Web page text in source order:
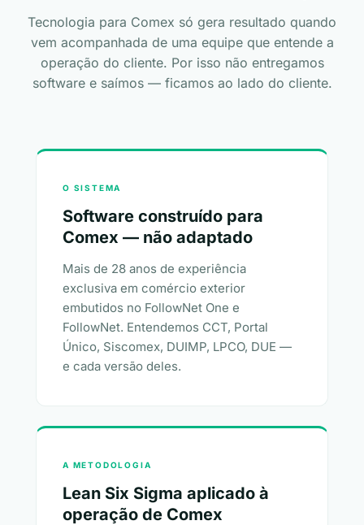
Tecnologia para Comex só gera resultado quando
vem acompanhada de uma equipe que entende a
operação do cliente. Por isso não entregamos
software e saímos — ficamos ao lado do cliente.
O SISTEMA
Software construído para
Comex — não adaptado
Mais de 28 anos de experiência
exclusiva em comércio exterior
embutidos no FollowNet One e
FollowNet. Entendemos CCT, Portal
Único, Siscomex, DUIMP, LPCO, DUE —
e cada versão deles.
A METODOLOGIA
Lean Six Sigma aplicado à
operação de Comex